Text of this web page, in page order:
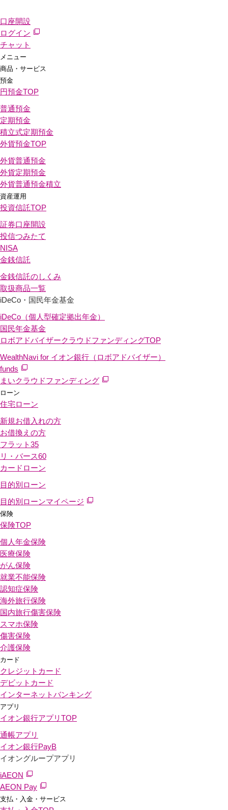
口座開設
ログイン
チャット
メニュー
商品・サービス
預金
円預金TOP
普通預金
定期預金
積立式定期預金
外貨預金TOP
外貨普通預金
外貨定期預金
外貨普通預金積立
資産運用
投資信託TOP
証券口座開設
投信つみたて
NISA
金銭信託
金銭信託のしくみ
取扱商品一覧
iDeCo・国民年金基金
iDeCo（個人型確定拠出年金）
国民年金基金
ロボアドバイザークラウドファンディングTOP
WealthNavi for イオン銀行（ロボアドバイザー）
funds
まいクラウドファンディング
ローン
住宅ローン
新規お借入れの方
お借換えの方
フラット35
リ・バース60
カードローン
目的別ローン
目的別ローンマイページ
保険
保険TOP
個人年金保険
医療保険
がん保険
就業不能保険
認知症保険
海外旅行保険
国内旅行傷害保険
スマホ保険
傷害保険
介護保険
カード
クレジットカード
デビットカード
インターネットバンキング
アプリ
イオン銀行アプリ TOP
通帳アプリ
イオン銀行PayB
イオングループアプリ
iAEON
AEON Pay
支払・入金・サービス